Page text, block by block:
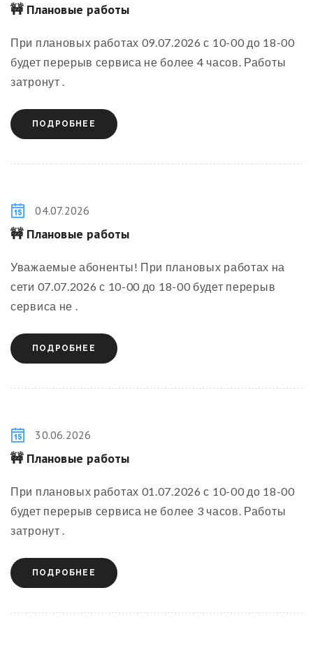
🚧 Плановые работы
При плановых работах 09.07.2026 с 10-00 до 18-00
будет перерыв сервиса не более 4 часов. Работы
затронут .
ПОДРОБНЕЕ
04.07.2026
🚧 Плановые работы
Уважаемые абоненты! При плановых работах на
сети 07.07.2026 с 10-00 до 18-00 будет перерыв
сервиса не .
ПОДРОБНЕЕ
30.06.2026
🚧 Плановые работы
При плановых работах 01.07.2026 с 10-00 до 18-00
будет перерыв сервиса не более 3 часов. Работы
затронут .
ПОДРОБНЕЕ